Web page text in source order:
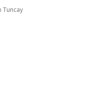
Tuncay